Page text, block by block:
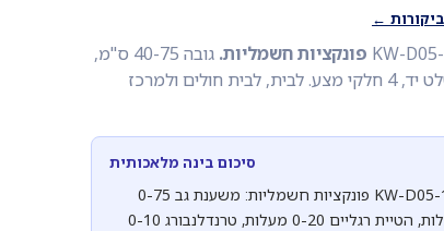
←
גובה 40-75 ס"מ,
עומס 175 ק"ג. גלגלים נעולים, שלט יד, 4 חלקי מצע. לבית, לבית חולים ולמרכז
סיכום בינה מלאכותית
מיטה סיעודית חשמלית דגם KW-D05-1. 5 פונקציות חשמליות: משענת גב 0-75
מעלות, משענת ברכיים 0-35 מעלות, הטיית רגליים 0-20 מעלות, טרנדלנבורג 0-10